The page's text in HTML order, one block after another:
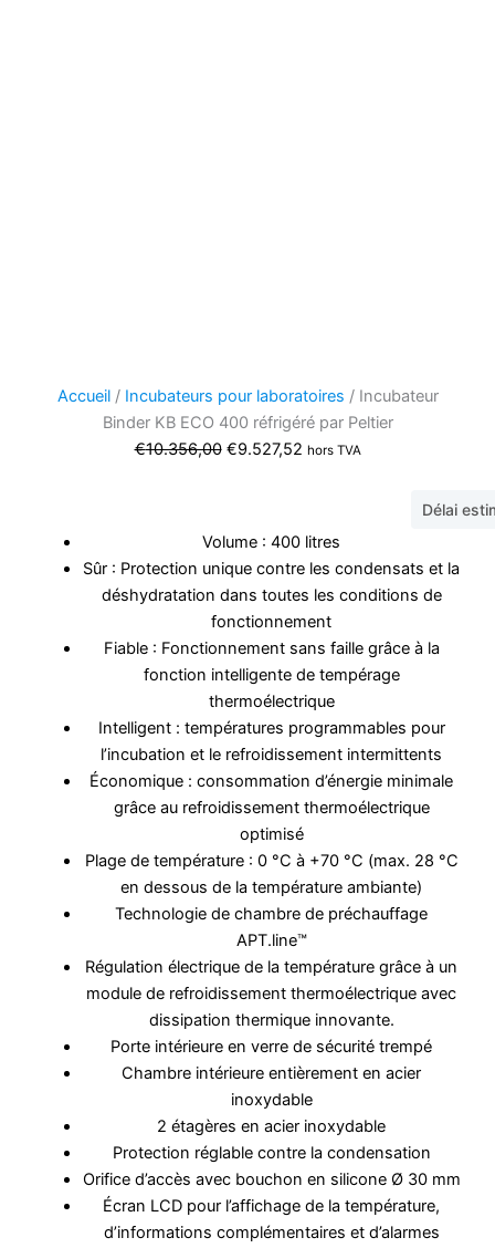
Accueil/ Incubateurs pour laboratoires / Incubateur
Binder KB ECO 400 réfrigéré par Peltier
€10.356,00 Le
€10.356,00.
€9.527,52Le
€9.527,52.
hors TVA
Délai
Volume : 400 litres
Sûr : Protection unique contre les condensats et la
déshydratation dans toutes les conditions de
fonctionnement
Fiable : Fonctionnement sans faille grâce à la
fonction intelligente de tempérage
thermoélectrique
Intelligent : températures programmables pour
l’incubation et le refroidissement intermittents
Économique : consommation d’énergie minimale
grâce au refroidissement thermoélectrique
optimisé
Plage de température : 0 °C à +70 °C (max. 28 °C
en dessous de la température ambiante)
Technologie de chambre de préchauffage
APT.line™
Régulation électrique de la température grâce à un
module de refroidissement thermoélectrique avec
dissipation thermique innovante.
Porte intérieure en verre de sécurité trempé
Chambre intérieure entièrement en acier
inoxydable
2 étagères en acier inoxydable
Protection réglable contre la condensation
Orifice d’accès avec bouchon en silicone Ø 30 mm
Écran LCD pour l’affichage de la température,
d’informations complémentaires et d’alarmes